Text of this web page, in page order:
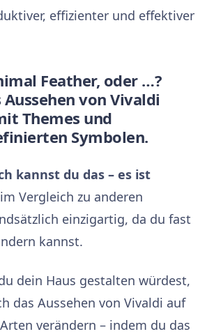
effizienter und effektiver
Feather, oder …?
von Vivaldi
Themes und
Symbolen.
kannst du das – es ist
Vergleich zu anderen
einzigartig, da du fast
kannst.
dein Haus gestalten würdest,
das Aussehen von Vivaldi auf
verändern – indem du das